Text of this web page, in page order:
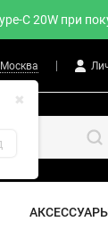
C 20W при
Москва
✖